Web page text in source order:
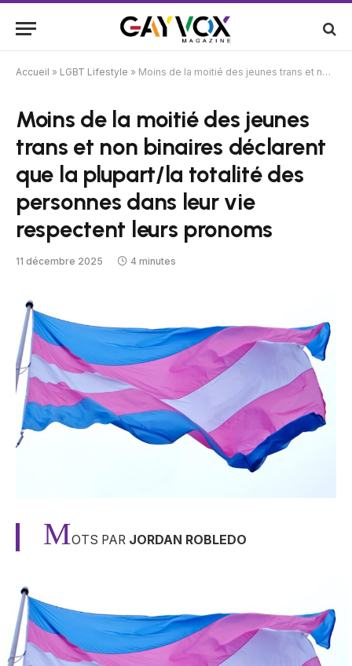
Accueil » LGBT Lifestyle » Moins de la moitié des jeunes trans et non binaires déclarent que la plupart/la totalité des personnes dans leur vie respectent leurs pronoms
Moins de la moitié des jeunes
trans et non binaires déclarent
que la plupart/la totalité des
personnes dans leur vie
respectent leurs pronoms
11 décembre 2025 4 minutes
MOTS PAR JORDAN ROBLEDO